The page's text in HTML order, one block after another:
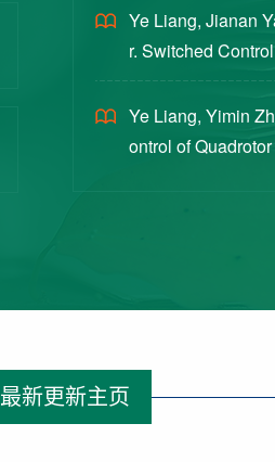
Ye Liang, Jianan
r. Switched
ex Intermittent
Ye Liang, Yimin
ontrol of
最新更新主页